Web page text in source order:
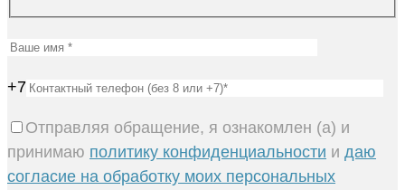
+7
Отправляя обращение, я ознакомлен (а) и
принимаю политику конфиденциальности и даю
согласие на обработку моих персональных